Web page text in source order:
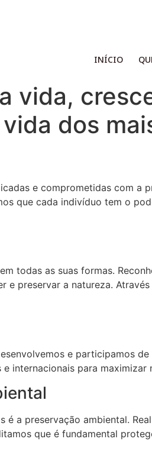
INÍCIO
vida,
dos
e comprometidas com a
que cada indivíduo tem o
todas as suas formas.
e preservar a natureza.
e participamos
internacionais para
é a preservação ambiental.
que é fundamental